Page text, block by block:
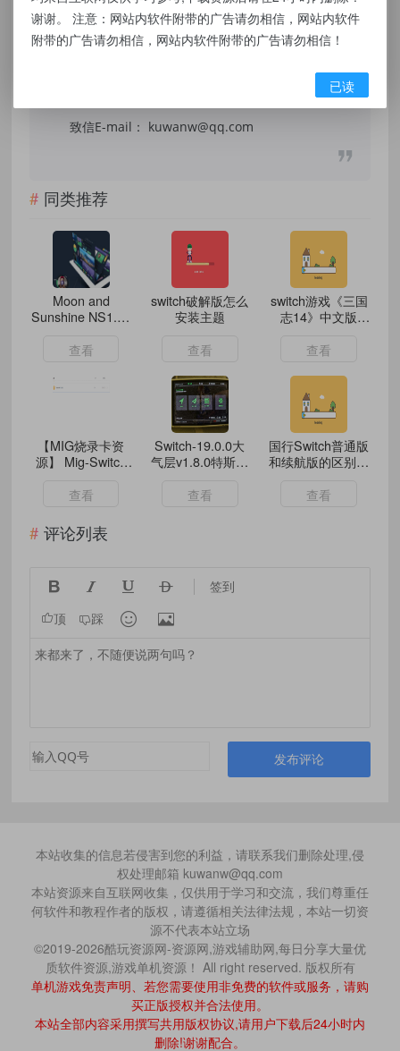
之而来的风险与本站无关，您必须在下载后的
24个小时之内，从您的电脑/手机中彻底删除上
件，购买注册，得到更好的正版服务。侵删请
致信E-mail： kuwanw@qq.com
同类推荐
Moon and
Sunshine NS1.21
查看
switch破解版怎么
安装主题
查看
switch游戏《三国
志14》中文版
【整合1.0.10补丁
查看
【MIG烧录卡资
源】 Mig-Switch
1.75T
查看
Switch-19.0.0大
气层v1.8.0特斯拉
查看
国行Switch普通版
和续航版的区别有
查看
评论列表
    签到
顶 踩  
发布评论
本站收集的信息若侵害到您的利益，请联系我们删除处理,侵
权处理邮箱 kuwanw@qq.com
本站资源来自互联网收集，仅供用于学习和交流，我们尊重任
何软件和教程作者的版权，请遵循相关法律法规，本站一切资
源不代表本站立场
©2019-2026酷玩资源网-资源网,游戏辅助网,每日分享大量优
质软件资源,游戏单机资源！ All right reserved. 版权所有
单机游戏免责声明、若您需要使用非免费的软件或服务，请购
买正版授权并合法使用。
本站全部内容采用撰写共用版权协议,请用户下载后24小时内
删除!谢谢配合。
谢谢。 注意：网站内软件附带的广告请勿相信，网站内软件
附带的广告请勿相信，网站内软件附带的广告请勿相信！
已读